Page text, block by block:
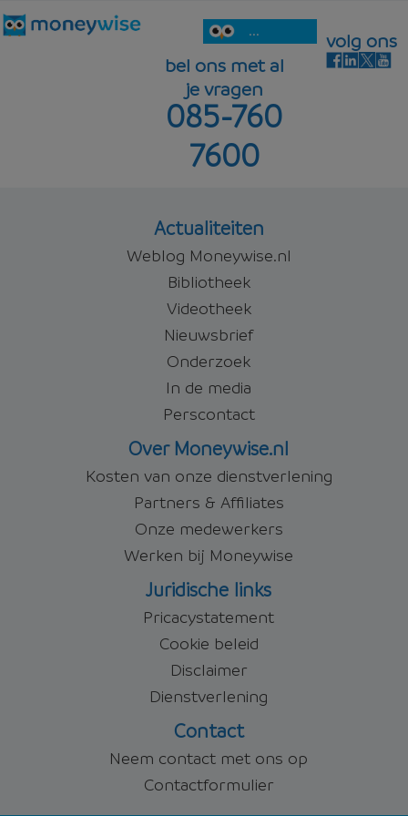
...
bel ons met al
je vragen
085-760
7600
volg ons
Actualiteiten
Weblog Moneywise.nl
Bibliotheek
Videotheek
Nieuwsbrief
Onderzoek
In de media
Perscontact
Over Moneywise.nl
Kosten van onze dienstverlening
Partners & Affiliates
Onze medewerkers
Werken bij Moneywise
Juridische links
Pricacystatement
Cookie beleid
Disclaimer
Dienstverlening
Contact
Neem contact met ons op
Contactformulier